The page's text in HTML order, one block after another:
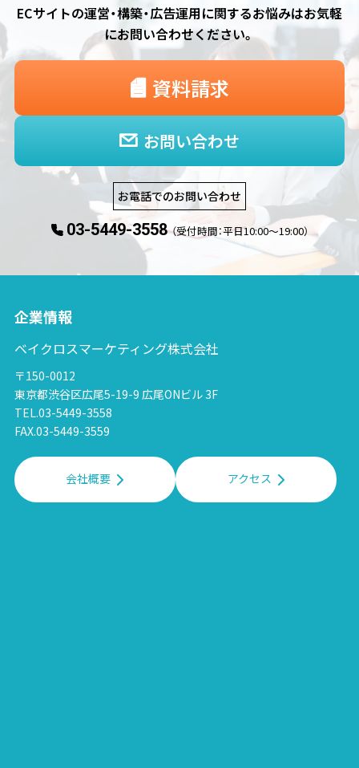
ECサイトの運営・構築・広告運用に関するお悩みはお気軽
にお問い合わせください。
お問い合わせ
資料請求
お電話でのお問い合わせ
03-5449-3558 （受付時間：平日10:00〜19:00）
企業情報
ベイクロスマーケティング株式会社
〒150-0012
東京都渋谷区広尾5-19-9 広尾ONビル 3F
TEL.03-5449-3558
FAX.03-5449-3559
会社概要 アクセス